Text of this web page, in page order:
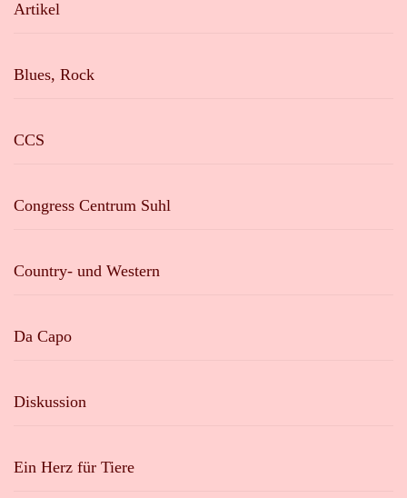
Artikel
Blues, Rock
CCS
Congress Centrum Suhl
Country- und Western
Da Capo
Diskussion
Ein Herz für Tiere